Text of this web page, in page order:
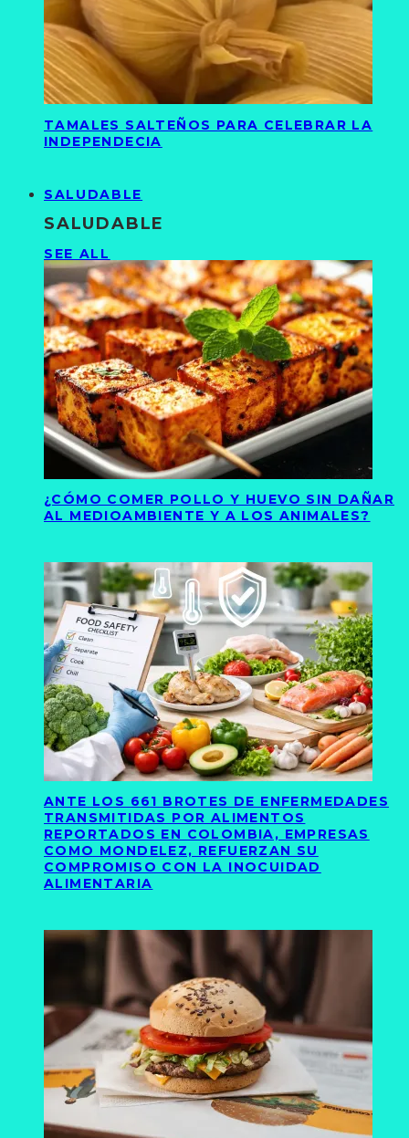
TAMALES SALTEÑOS PARA CELEBRAR LA
INDEPENDECIA
SALUDABLE
SALUDABLE
SEE ALL
¿CÓMO COMER POLLO Y HUEVO SIN DAÑAR
AL MEDIOAMBIENTE Y A LOS ANIMALES?
ANTE LOS 661 BROTES DE ENFERMEDADES
TRANSMITIDAS POR ALIMENTOS
REPORTADOS EN COLOMBIA, EMPRESAS
COMO MONDELEZ, REFUERZAN SU
COMPROMISO CON LA INOCUIDAD
ALIMENTARIA